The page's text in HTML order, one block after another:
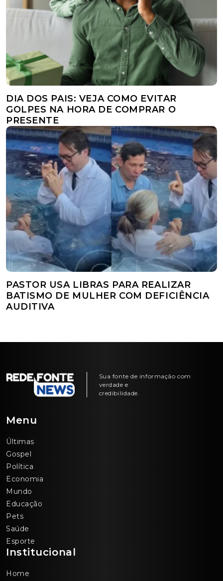
DIA DOS PAIS: VEJA COMO EVITAR
GOLPES NA HORA DE COMPRAR O
PRESENTE
PASTOR USA LIBRAS PARA REALIZAR
BATISMO DE MULHER COM DEFICIÊNCIA
AUDITIVA
Sua fonte de informação com
verdade e
credibilidade.
Menu
Últimas
Gospel
Política
Economia
Mundo
Educação
Pets
Saúde
Esporte
Institucional
Home